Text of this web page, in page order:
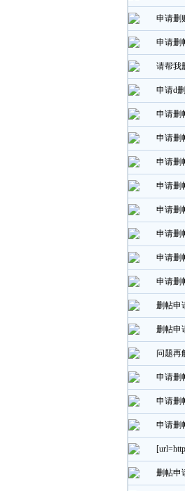
申请删
申请删
请帮我
申请d
申请删
申请删
申请删
申请删
申请删
申请删
申请删
申请删
删帖申
删帖申
问题再
申请删
申请删
申请删
删帖申